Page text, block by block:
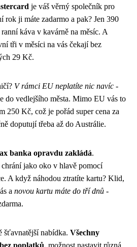
je váš věrný společník pro
rok ji máte zadarmo a pak? Jen 390
káva v kavárně na měsíc. A
tři v měsíci na vás čekají bez
29 Kč.
V rámci EU neplatíte nic navíc -
do vedlejšího města. Mimo EU vás to
250 Kč, což je pořád super cena za
doputují třeba až do Austrálie.
banka opravdu zakládá.
jako oko v hlavě pomocí
A když náhodou ztratíte kartu? Klid,
a novou kartu máte do tří dnů -
šťavnatější nabídka. Všechny
poplatků, možnost nastavit různá